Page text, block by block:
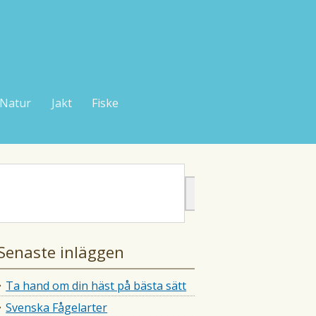
Natur Jakt
Fiske
inläggen
Ta hand om din häst på bästa sätt
Svenska Fågelarter